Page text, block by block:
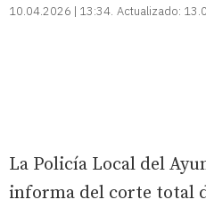
10.04.2026 | 13:34 Actualizado:
La Policía Local del
informa del corte total